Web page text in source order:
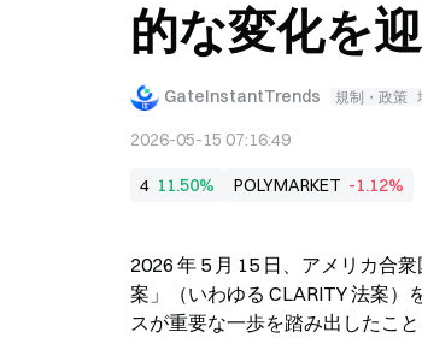
的な変化を
GateInstantTrends 規制・政策
2026-05-15 07:16:49
4 11.50% POLYMARKET -1.12%
2026 年 5 月 15 日、アメリカ合
案」（いわゆる CLARITY 法案
スが重要な一歩を踏み出したこ